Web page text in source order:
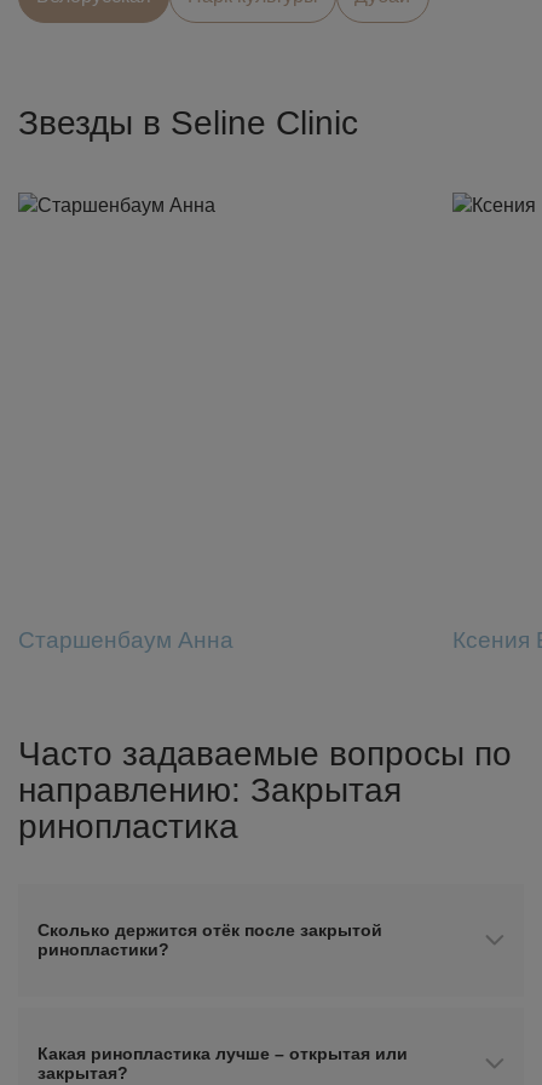
Звезды в Seline Clinic
Старшенбаум Анна Ксения
Часто задаваемые вопросы по
направлению: Закрытая
ринопластика
Сколько держится отёк после закрытой
ринопластики?
Какая ринопластика лучше – открытая или
закрытая?